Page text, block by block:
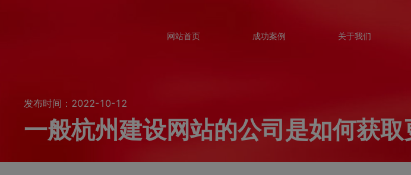
网站首页 成功案例 关于我们
发布时间：2022-10-12
一般杭州建设网站的公司是如何获